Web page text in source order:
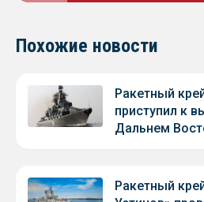
Похожие новости
Ракетный
приступил к
Дальнем
Ракетный